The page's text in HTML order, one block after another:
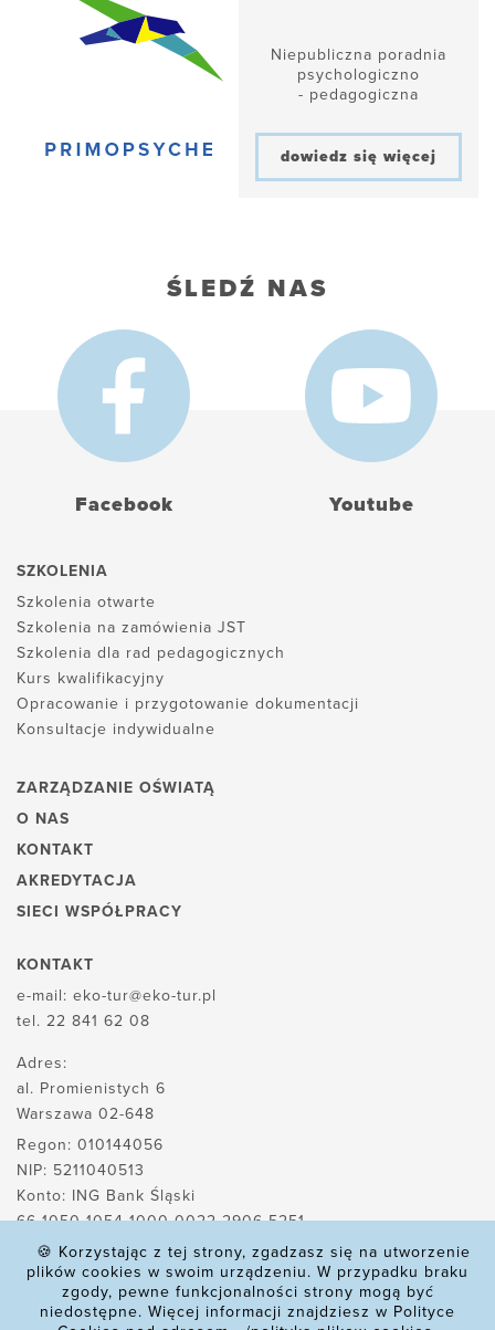
Niepubliczna poradnia
psychologiczno
- pedagogiczna
dowiedz się więcej
ŚLEDŹ NAS
Facebook Youtube
SZKOLENIA
Szkolenia otwarte
Szkolenia na zamówienia JST
Szkolenia dla rad pedagogicznych
Kurs kwalifikacyjny
Opracowanie i przygotowanie dokumentacji
Konsultacje indywidualne
ZARZĄDZANIE OŚWIATĄ
O NAS
KONTAKT
AKREDYTACJA
SIECI WSPÓŁPRACY
KONTAKT
e-mail: eko-tur@eko-tur.pl
tel. 22 841 62 08
Adres:
al. Promienistych 6
Warszawa 02-648
Regon: 010144056
NIP: 5211040513
Konto: ING Bank Śląski
66 1050 1054 1000 0022 2906 5251
POLITYKA PLIKÓW COOKIES
🍪 Korzystając z tej strony, zgadzasz się na utworzenie
plików cookies w swoim urządzeniu. W przypadku braku
zgody, pewne funkcjonalności strony mogą być
niedostępne. Więcej informacji znajdziesz w Polityce